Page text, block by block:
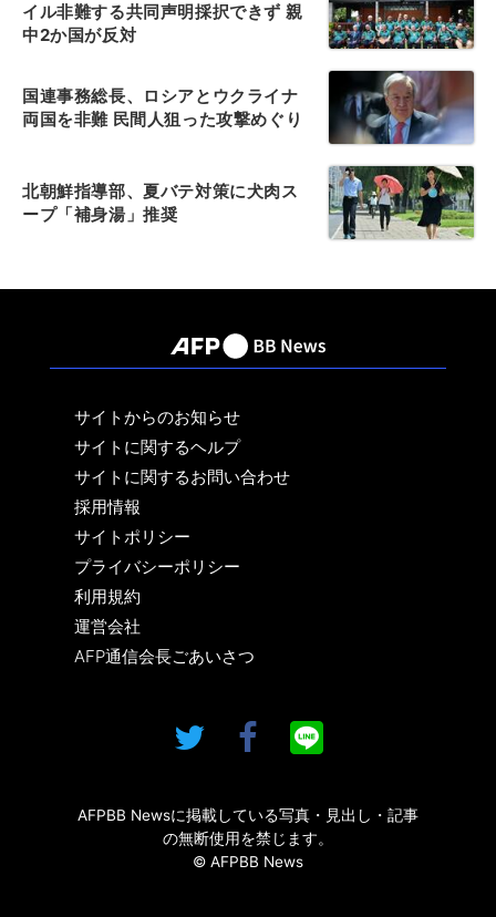
イル非難する共同声明採択できず 親
中2か国が反対
国連事務総長、ロシアとウクライナ
両国を非難 民間人狙った攻撃めぐり
北朝鮮指導部、夏バテ対策に犬肉ス
ープ「補身湯」推奨
サイトからのお知らせ
サイトに関するヘルプ
サイトに関するお問い合わせ
採用情報
サイトポリシー
プライバシーポリシー
利用規約
運営会社
AFP通信会長ごあいさつ
AFPBB Newsに掲載している写真・見出し・記事
の無断使用を禁じます。
© AFPBB News